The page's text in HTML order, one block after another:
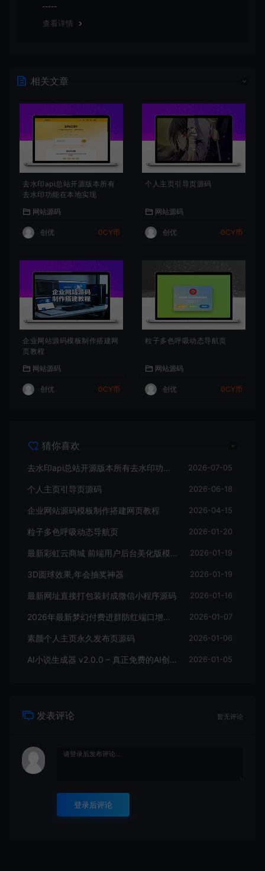
查看详情
相关文章
去水印api总站开源版本所有
去水印功能在本地实现
网站源码
创优 0CY币
个人主页引导页源码
网站源码
创优 0CY币
企业网站源码模板制作搭建网
页教程
网站源码
创优 0CY币
粒子多色呼吸动态导航页
网站源码
创优 0CY币
猜你喜欢
去水印api总站开源版本所有去水印功能在本地实现 2026-07-05
个人主页引导页源码 2026-06-18
企业网站源码模板制作搭建网页教程 2026-04-15
粒子多色呼吸动态导航页 2026-01-20
最新彩虹云商城 前端用户后台美化版模版源码 2026-01-19
3D圆球效果,年会抽奖神器 2026-01-19
最新网址直接打包装封成微信小程序源码 2026-01-16
2026年最新梦幻付费进群防红端口增加过白功能 2026-01-07
素颜个人主页永久发布页源码 2026-01-06
AI小说生成器 v2.0.0 – 真正免费的AI创作工具 2026-01-05
发表评论 暂无评论
登录后评论